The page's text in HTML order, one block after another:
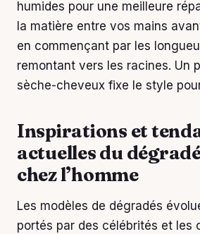
humides pour une meilleure
la matière entre vos mains
en commençant par les
remontant vers les racines. Un
sèche-cheveux fixe le style
Inspirations et
actuelles du
chez l’homme
Les modèles de dégradés
portés par des célébrités et les